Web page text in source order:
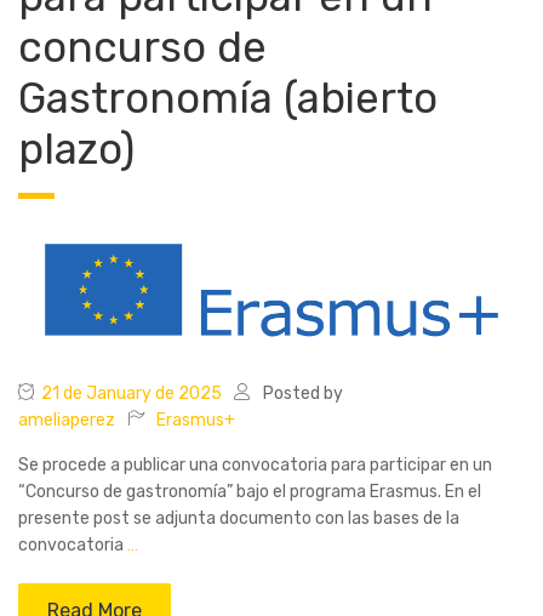
concurso de
Gastronomía (abierto
plazo)
21 de January de 2025
Posted by
ameliaperez
Erasmus+
Se procede a publicar una convocatoria para participar en un
“Concurso de gastronomía” bajo el programa Erasmus. En el
presente post se adjunta documento con las bases de la
convocatoria …
Read More